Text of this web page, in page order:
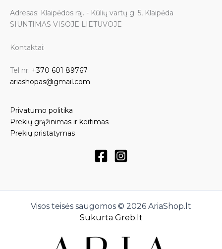
Adresas: Klaipėdos raj. - Kūlių vartų g. 5, Klaipėda
SIUNTIMAS VISOJE LIETUVOJE
Kontaktai:
Tel nr: +370 601 89767
ariashopas@gmail.com
Privatumo politika
Prekių grąžinimas ir keitimas
Prekių pristatymas
Visos teisės saugomos © 2026 AriaShop.lt
Sukurta Greb.lt